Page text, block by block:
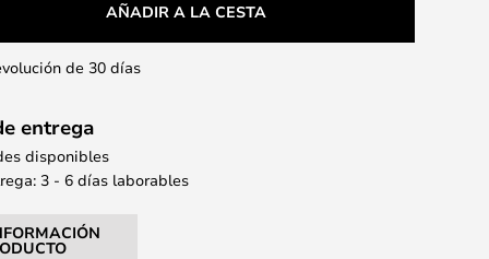
AÑADIR A LA CESTA
de 30 días
entrega
disponibles
3 - 6 días laborables